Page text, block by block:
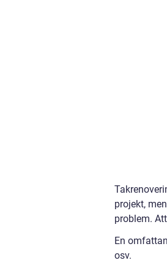
projekt,
problem.
En
osv.